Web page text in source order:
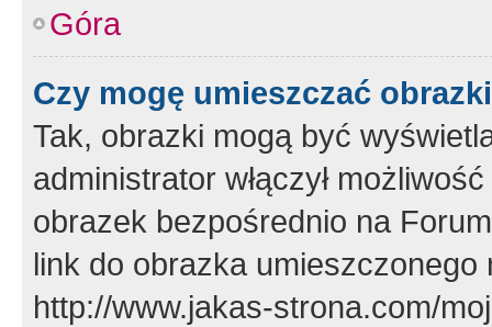
Góra
Czy mogę umieszczać
Tak, obrazki mogą być
administrator włączył
obrazek bezpośrednio na
link do obrazka
http://www.jakas-strona.com/